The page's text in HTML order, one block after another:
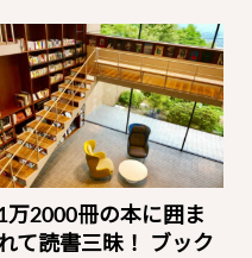
万2000冊の本に囲ま
て読書三昧！ ブック